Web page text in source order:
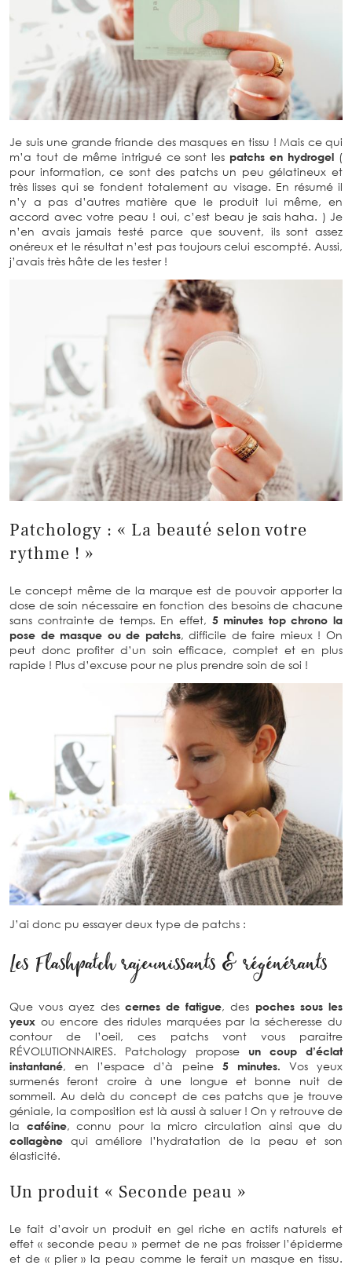
Je suis une grande friande des masques en tissu ! Mais ce qui
m’a tout de même intrigué ce sont les patchs en hydrogel (
pour information, ce sont des patchs un peu gélatineux et
très lisses qui se fondent totalement au visage. En résumé il
n’y a pas d’autres matière que le produit lui même, en
accord avec votre peau ! oui, c’est beau je sais haha. ) Je
n’en avais jamais testé parce que souvent, ils sont assez
onéreux et le résultat n’est pas toujours celui escompté. Aussi,
j’avais très hâte de les tester !
Patchology : « La beauté selon votre
rythme ! »
Le concept même de la marque est de pouvoir apporter la
dose de soin nécessaire en fonction des besoins de chacune
sans contrainte de temps. En effet, 5 minutes top chrono la
pose de masque ou de patchs, difficile de faire mieux ! On
peut donc profiter d’un soin efficace, complet et en plus
rapide ! Plus d’excuse pour ne plus prendre soin de soi !
J’ai donc pu essayer deux type de patchs :
Les Flashpatch rajeunissants & régénérants
Que vous ayez des cernes de fatigue, des poches sous les
yeux ou encore des ridules marquées par la sécheresse du
contour de l’oeil, ces patchs vont vous paraitre
RÉVOLUTIONNAIRES. Patchology propose un coup d’éclat
instantané, en l’espace d’à peine 5 minutes. Vos yeux
surmenés feront croire à une longue et bonne nuit de
sommeil. Au delà du concept de ces patchs que je trouve
géniale, la composition est là aussi à saluer ! On y retrouve de
la caféine, connu pour la micro circulation ainsi que du
collagène qui améliore l’hydratation de la peau et son
élasticité.
Un produit « Seconde peau »
Le fait d’avoir un produit en gel riche en actifs naturels et
effet « seconde peau » permet de ne pas froisser l’épiderme
et de « plier » la peau comme le ferait un masque en tissu.